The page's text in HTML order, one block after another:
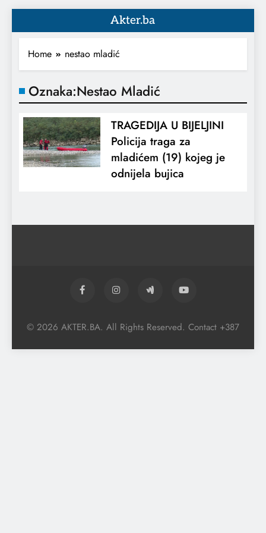
Akter.ba
Home nestao mladić
Oznaka:Nestao Mladić
TRAGEDIJA U BIJELJINI
Policija traga za
mladićem (19) kojeg je
odnijela bujica
© 2026 AKTER.BA. All Rights Reserved. Contact +387